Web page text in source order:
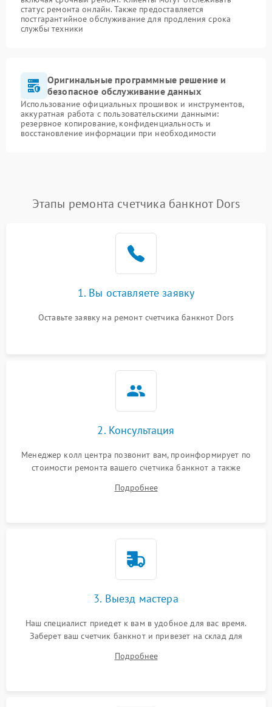
статус ремонта онлайн. Также предоставляется
постгарантийное обслуживание для продления срока
службы техники
Оригинальные программные решение и
безопасное обслуживание данных
Использование официальных прошивок и инструментов,
аккуратная работа с пользовательскими данными:
резервное копирование, конфиденциальность и
восстановление информации при необходимости
Этапы ремонта счетчика банкнот Dors
1. Вы оставляете заявку
Оставьте заявку на ремонт счетчика банкнот Dors
2. Консультация
Менеджер колл центра позвонит вам, проинформирует по
стоимости ремонта вашего счетчика банкнот а также
Подробнее
3. Выезд мастера
Наш специалист приедет к вам в удобное для вас время.
Заберет ваш счетчик банкнот и привезет на склад для
Подробнее